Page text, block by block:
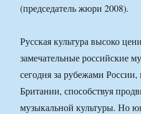
(председатель жюри 2008).
Русская культура высоко
замечательные российские
сегодня за рубежами
Британии, способствуя
музыкальной культуры. Но